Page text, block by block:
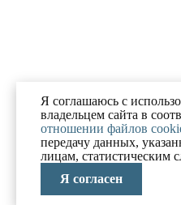
Я соглашаюсь с
владельцем сайта в
отношении файлов
передачу данных,
лицам, статистическим
Я согласен